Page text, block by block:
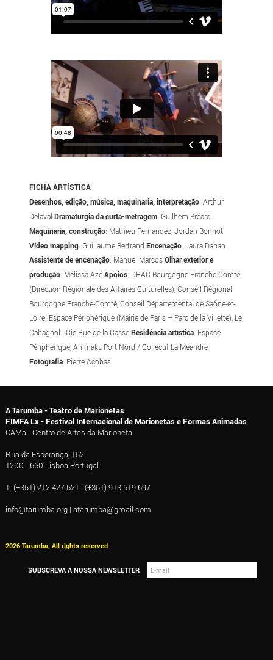
FICHA ARTÍSTICA
Desenhos, edição, música, maquinaria, interpretação: Arthur
DelavalDramaturgia da curta-metragem: Guilhem Bréard
Maquinaria, construção: Mathieu Fernandez, Jordan Bonnot
Vídeo mapping: Guillaume BertrandEncenação: Laura Dahan
Assistente de encenação: Manuel MarcosOlhar exterior e
produção: Mélissa AzéApoios: DRAC Bourgogne Franche-Comté
(Direction Régionale des Affaires Culturelles), Conseil Régional
Bourgogne Franche-Comté, Conseil Départemental de Saône-et-
Loire; Espace Périphérique (Mairie de Paris – Parc de la Villette), Le
Cabagnol - Cie Rue de la CasseResidência artística: Espace
Périphérique, Animakt, Port Nord / Collectif La Méandre
Fotografia: Pierre Acobas
A Tarumba - Teatro de Marionetas
FIMFA Lx - Festival Internacional de Marionetas e Formas Animadas
CAMa - Centro de Artes da Marioneta
Rua da Esperança, 152
1200 - 660 Lisboa Portugal
T. (+351) 212 427 621 | (+351) 913 519 697
info@tarumba.org| atarumba@gmail.com
2026 Tarumba, All rights reserved
SUBSCREVA A NOSSA NEWSLETTER